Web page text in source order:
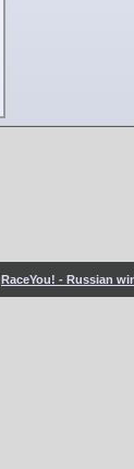
RaceYou! - Russian